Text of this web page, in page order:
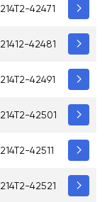
214Т2-42471
21412-42481
214Т2-42491
214Т2-42501
214Т2-42511
214Т2-42521